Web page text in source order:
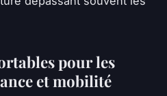
pour les
et mobilité